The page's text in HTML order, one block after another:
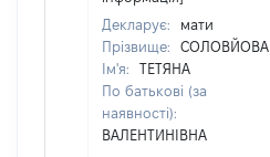
Декларує:
мати
Прізвище:
СОЛОВЙОВА
Ім'я:
ТЕТЯНА
По батькові (за
наявності):
ВАЛЕНТИНІВНА